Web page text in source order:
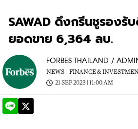
SAWAD ดึงกรีนชูรองรั
ยอดขาย 6,364 ลบ.
FORBES THAILAND /
NEWS |
FINANCE &
21 SEP 2023 | 11:00 AM